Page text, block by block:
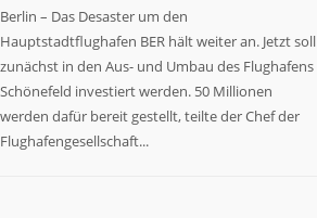
Berlin – Das Desaster um den
Hauptstadtflughafen BER hält weiter an. Jetzt soll
zunächst in den Aus- und Umbau des Flughafens
Schönefeld investiert werden. 50 Millionen
werden dafür bereit gestellt, teilte der Chef der
Flughafengesellschaft...